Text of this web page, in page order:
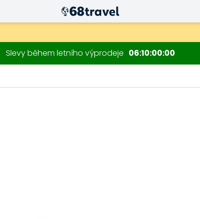
Slevy během letního výprodeje 06095958